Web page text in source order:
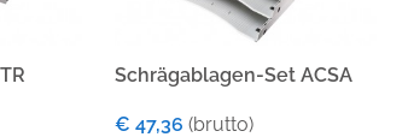
Schrägablagen-Set ACSA
€ 47,36 (brutto)